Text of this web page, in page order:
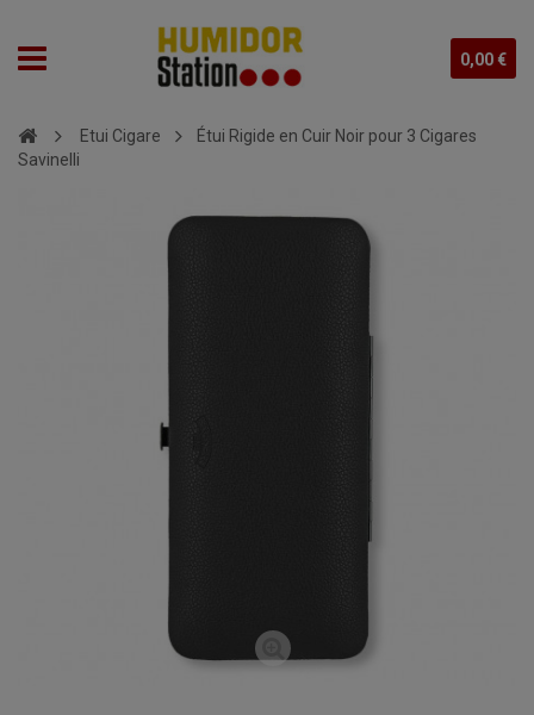
0,00 €
Etui Cigare
Étui Rigide en Cuir Noir pour 3 Cigares
Savinelli